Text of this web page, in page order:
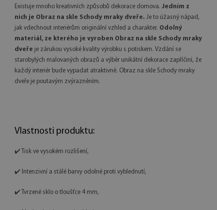
Existuje mnoho kreativních způsobů dekorace domova. Jedním z
nich je Obraz na skle Schody mraky dveře. Je to úžasný nápad,
jak vdechnout interiérům originální vzhled a charakter. Odolný
materiál, ze kterého je vyroben Obraz na skle Schody mraky
dveře je zárukou vysoké kvality výrobku s potiskem. Vzdání se
starobylých malovaných obrazů a výběr unikátní dekorace zapříčiní, že
každý interiér bude vypadat atraktivně. Obraz na skle Schody mraky
dveře je poutavým zvýrazněním.
Vlastnosti produktu:
✔️ Tisk ve vysokém rozlišení,
✔️ Intenzivní a stálé barvy odolné proti vyblednutí,
✔️ Tvrzené sklo o tloušťce 4 mm,